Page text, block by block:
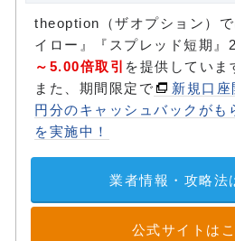
theoption（ザオプション）
イロー』『スプレッド短期』
～5.00倍取引 を提供していま
また、期間限定で
新規口
円分のキャッシュバックがも
を実施中！
業者情報・攻略法
公式サイトは